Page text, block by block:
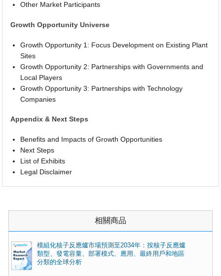
Other Market Participants
Growth Opportunity Universe
Growth Opportunity 1: Focus Development on Existing Plant
Sites
Growth Opportunity 2: Partnerships with Governments and
Local Players
Growth Opportunity 3: Partnerships with Technology
Companies
Appendix & Next Steps
Benefits and Impacts of Growth Opportunities
Next Steps
List of Exhibits
Legal Disclaimer
相關商品
模組化核子反應爐市場預測至2034年：按核子反應爐
類型、發電容量、部署模式、應用、最終用戶和地區
分類的全球分析